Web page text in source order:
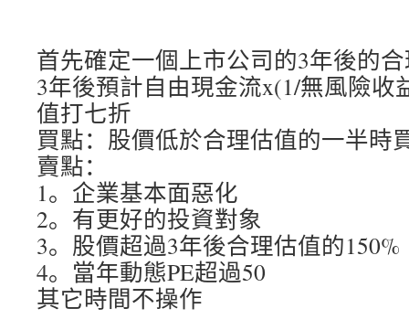
首先確定一個上市公司的3年後的
3年後預計自由現金流x(1/無風險收
值打七折
買點：股價低於合理估值的一半時
賣點：
1。企業基本面惡化
2。有更好的投資對象
3。股價超過3年後合理估值的150%
4。當年動態PE超過50
其它時間不操作